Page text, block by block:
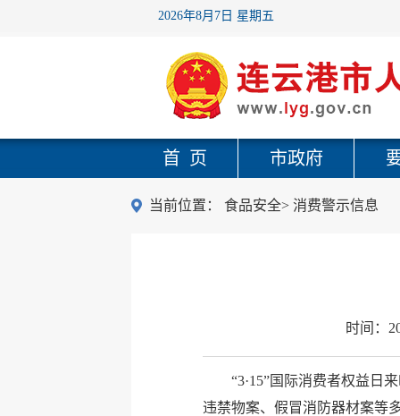
2026年8月7日 星期五
首 页 市政府
当前位置： 食品安全> 消费警示信息
时间：
“3·15”国际消费者权益日
违禁物案、假冒消防器材案等